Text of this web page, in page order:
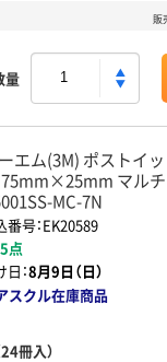
販
量
エム(3M) ポストイ
マルチ
MC-7N
番号：EK20589
5点
：8月9日（日）
スクル在庫商品
冊入）